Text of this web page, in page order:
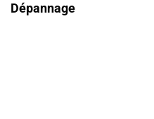
Dépannage